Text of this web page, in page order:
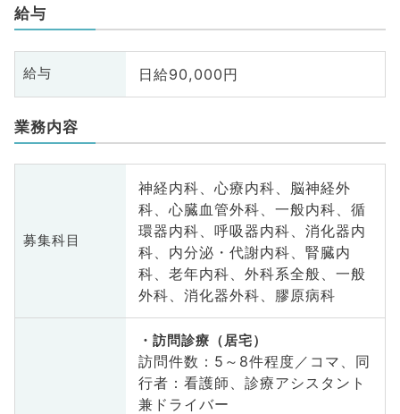
給与
給与 日給90,000円
業務内容
募集科目
神経内科、心療内科、脳神経外
科、心臓血管外科、一般内科、循
環器内科、呼吸器内科、消化器内
科、内分泌・代謝内科、腎臓内
科、老年内科、外科系全般、一般
外科、消化器外科、膠原病科
訪問診療（居宅）
訪問件数：5～8件程度／コマ、同
行者：看護師、診療アシスタント
兼ドライバー